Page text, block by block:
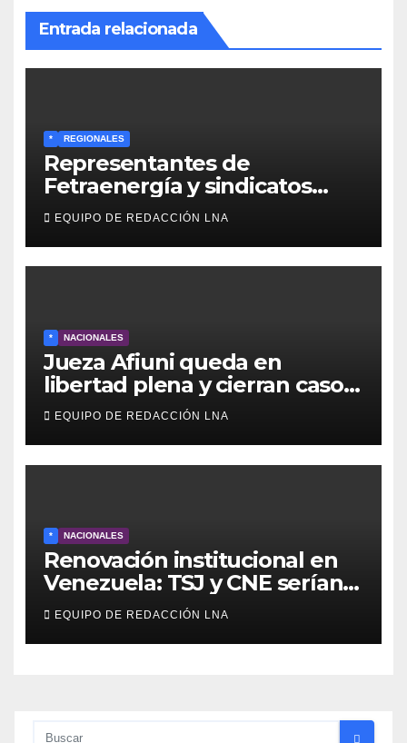
Entrada relacionada
* REGIONALES
Representantes de
Fetraenergía y sindicatos
base llaman a renovar
directivas para rescatar la
lucha laboral en Anzoátegui
EQUIPO DE REDACCIÓN LNA
* NACIONALES
Jueza Afiuni queda en
libertad plena y cierran caso
tras más de 16 años
EQUIPO DE REDACCIÓN LNA
* NACIONALES
Renovación institucional en
Venezuela: TSJ y CNE serían
designados a finales de 2026
EQUIPO DE REDACCIÓN LNA